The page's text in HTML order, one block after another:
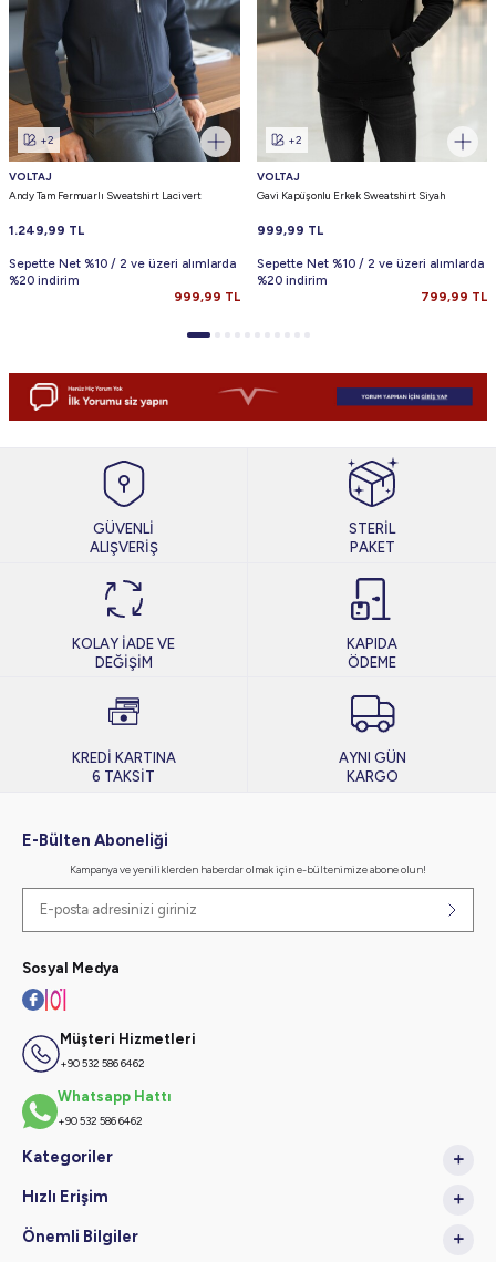
+2
VOLTAJ
Andy Tam Fermuarlı Sweatshirt Lacivert
1.249,99 TL
Sepette Net %10 / 2 ve üzeri alımlarda
%20 indirim
999,99 TL
+2
VOLTAJ
Gavi Kapüşonlu Erkek Sweatshirt Siyah
999,99 TL
Sepette Net %10 / 2 ve üzeri alımlarda
%20 indirim
799,99 TL
GÜVENLİ
ALIŞVERİŞ
STERİL
PAKET
KOLAY İADE VE
DEĞİŞİM
KAPIDA
ÖDEME
KREDİ KARTINA
6 TAKSİT
AYNI GÜN
KARGO
E-Bülten Aboneliği
Kampanya ve yeniliklerden haberdar olmak için e-bültenimize abone olun!
Sosyal Medya
Müşteri Hizmetleri
+90 532 586 6462
Whatsapp Hattı
+90 532 586 6462
Kategoriler
Hızlı Erişim
Önemli Bilgiler